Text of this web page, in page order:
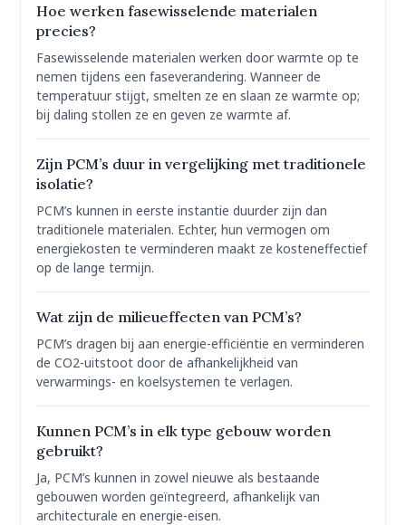
Hoe werken fasewisselende materialen
precies?
Fasewisselende materialen werken door warmte op te
nemen tijdens een faseverandering. Wanneer de
temperatuur stijgt, smelten ze en slaan ze warmte op;
bij daling stollen ze en geven ze warmte af.
Zijn PCM’s duur in vergelijking met traditionele
isolatie?
PCM’s kunnen in eerste instantie duurder zijn dan
traditionele materialen. Echter, hun vermogen om
energiekosten te verminderen maakt ze kosteneffectief
op de lange termijn.
Wat zijn de milieueffecten van PCM’s?
PCM’s dragen bij aan energie-efficiëntie en verminderen
de CO2-uitstoot door de afhankelijkheid van
verwarmings- en koelsystemen te verlagen.
Kunnen PCM’s in elk type gebouw worden
gebruikt?
Ja, PCM’s kunnen in zowel nieuwe als bestaande
gebouwen worden geïntegreerd, afhankelijk van
architecturale en energie-eisen.